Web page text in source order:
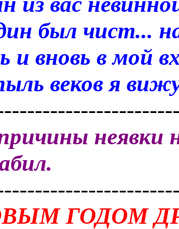
был чист...
и вновь в мой
веков я
неявки
ГОДОМ